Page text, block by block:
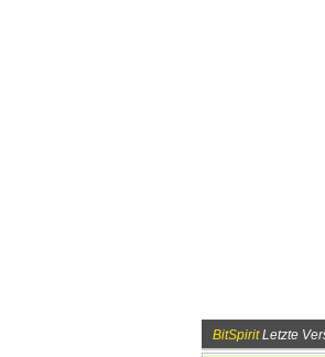
BitSpiritLetzte